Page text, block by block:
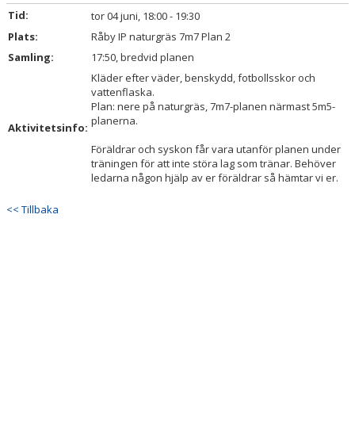
DOKUMENT
Tid:
tor 04 juni, 18:00 - 19:30
Plats:
Råby IP naturgräs 7m7 Plan 2
Samling:
17:50, bredvid planen
Aktivitetsinfo:
Kläder efter väder, benskydd, fotbollsskor och
vattenflaska.
Plan: nere på naturgräs, 7m7-planen närmast 5m5-
planerna.
Föräldrar och syskon får vara utanför planen under
träningen för att inte störa lag som tränar. Behöver
ledarna någon hjälp av er föräldrar så hämtar vi er.
<< Tillbaka